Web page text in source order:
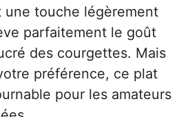
une touche légèrement
parfaitement le goût
des courgettes. Mais
préférence, ce plat
pour les amateurs